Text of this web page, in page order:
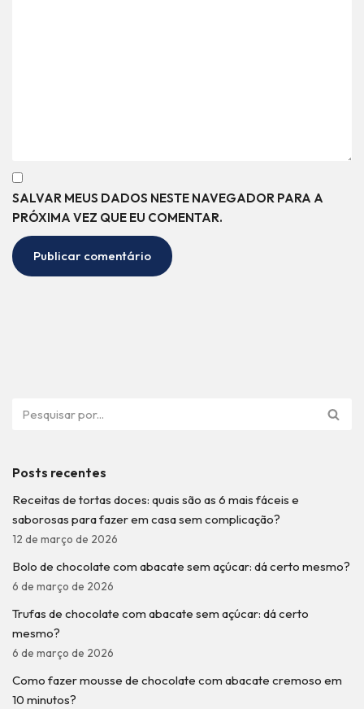
SALVAR MEUS DADOS NESTE NAVEGADOR PARA A
PRÓXIMA VEZ QUE EU COMENTAR.
Posts recentes
Receitas de tortas doces: quais são as 6 mais fáceis e
saborosas para fazer em casa sem complicação?
12 de março de 2026
Bolo de chocolate com abacate sem açúcar: dá certo mesmo?
6 de março de 2026
Trufas de chocolate com abacate sem açúcar: dá certo
mesmo?
6 de março de 2026
Como fazer mousse de chocolate com abacate cremoso em
10 minutos?